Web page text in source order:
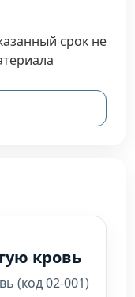
срок не
кровь
(код 02-001)